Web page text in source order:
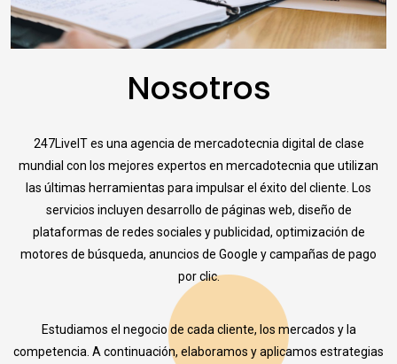
Nosotros
247LiveIT es una agencia de mercadotecnia digital de clase
mundial con los mejores expertos en mercadotecnia que utilizan
las últimas herramientas para impulsar el éxito del cliente. Los
servicios incluyen desarrollo de páginas web, diseño de
plataformas de redes sociales y publicidad, optimización de
motores de búsqueda, anuncios de Google y campañas de pago
por clic.
Estudiamos el negocio de cada cliente, los mercados y la
competencia. A continuación, elaboramos y aplicamos estrategias